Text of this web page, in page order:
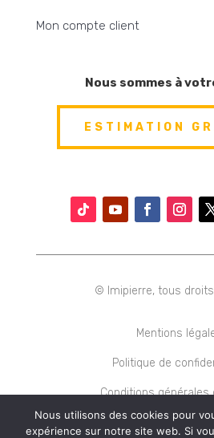
Mon compte client
Nous sommes à
ESTIMATION
© Imipierre, tous
Mentions
Politique de
Conditions générales
Nous utilisons des cookies pour
expérience sur notre site web. Si